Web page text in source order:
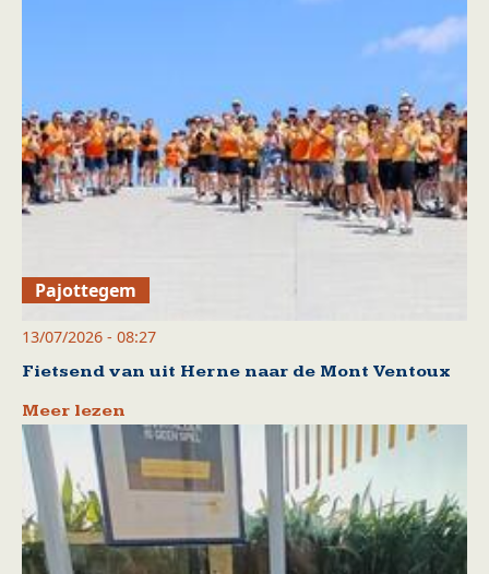
Pajottegem
13/07/2026 - 08:27
Fietsend van uit Herne naar de Mont Ventoux
Meer lezen